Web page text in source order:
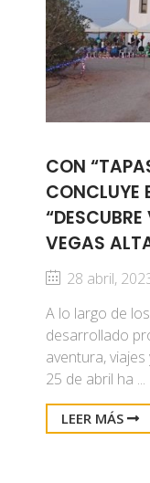
CON
CONCLUYE
VEGAS
28 abril,
A lo largo de
desarrollado
aventura,
25 de abril ha ...
LEER MÁS